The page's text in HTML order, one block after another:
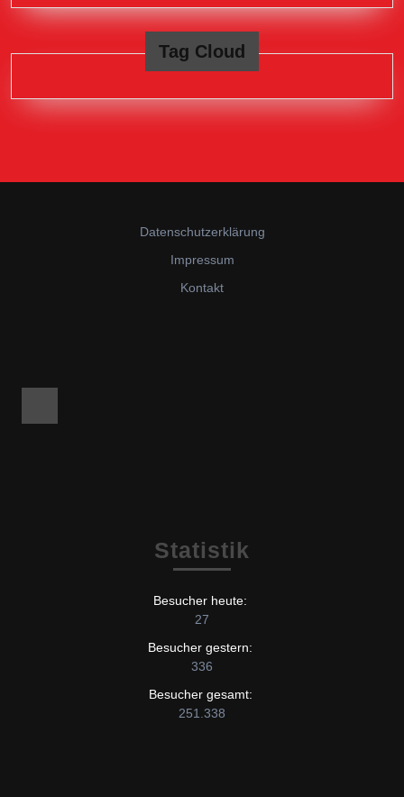
Tag Cloud
Datenschutzerklärung
Impressum
Kontakt
Statistik
Besucher heute:
27
Besucher gestern:
336
Besucher gesamt:
251.338